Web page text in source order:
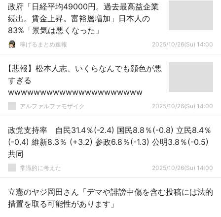
政府「日経平均49000円。過去最高益企業
続出。賃金上昇。富裕層増加」日本人の
83%「景気は悪くなった」
稼げるまとめ速報 2025/10/26(Su) 14:00
【悲報】松本人志、いくらなんでも顔色が悪
すぎる
wwwwwwwwwwwwwwwwwwwww
アルファルファモザイク 2025/10/26(Su) 14:00
政党支持率 自民31.4％(-2.4) 国民8.8％(-0.8) 立民8.4％
(-0.4) 維新8.3％ (+3.2) 参政6.8％(-1.3) 公明3.8％(-0.5)
共同
常識的に考えた 2025/10/26(Su) 14:00
立憲のヤジ岡田さん「デマや誹謗中傷を含む投稿には法的
措置を取る可能性があります」